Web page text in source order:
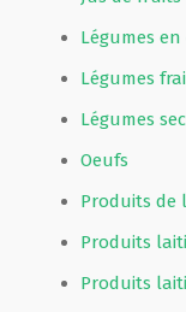
Légumes
Légumes
Légumes
Oeufs
Produits de
Produits
Produits